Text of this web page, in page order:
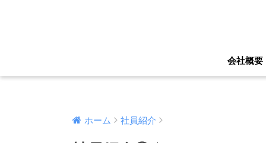
会社概要
ホーム 社員紹介